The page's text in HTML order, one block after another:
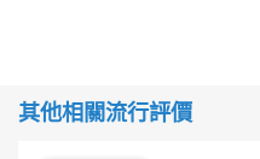
其他相關流行評價